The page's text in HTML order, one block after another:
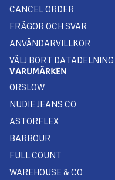
CANCEL ORDER
FRÅGOR OCH SVAR
ANVÄNDARVILLKOR
VÄLJ BORT DATADELNING
VARUMÄRKEN
ORSLOW
NUDIE JEANS CO
ASTORFLEX
BARBOUR
FULL COUNT
WAREHOUSE & CO